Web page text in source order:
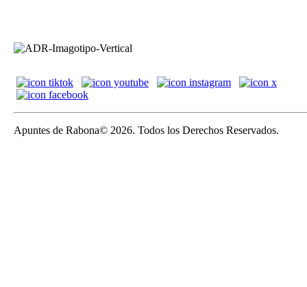
Apuntes de Rabona© 2026. Todos los Derechos Reservados.